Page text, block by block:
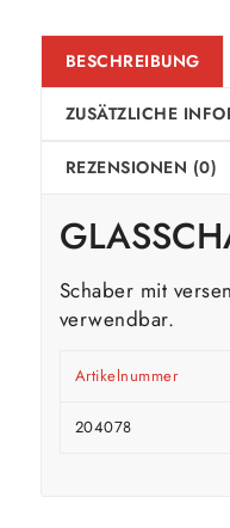
BESCHREIBUNG
ZUSÄTZLICHE
REZENSIONEN (0)
Schaber mit
verwendbar.
Artikelnummer
204078